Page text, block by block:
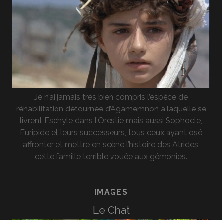
Je n’ai jamais très bien compris l’espèce de
réhabilitation détournée d’Agamemnon à laquelle se
livrent Eschyle dans l’Orestie mais aussi Sophocle,
Euripide et leurs successeurs, tous ceux ayant osé
affronter et mettre en scène l’histoire des Atrides,
cette famille terrible vouée aux gémonies.
IMAGES
Le Chat